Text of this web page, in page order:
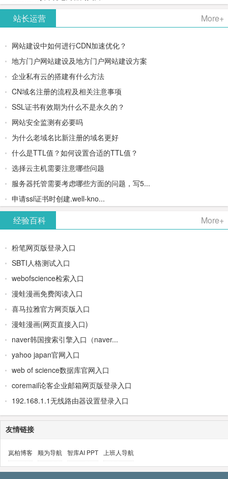
站长运营 More+
网站建设中如何进行CDN加速优化？
地方门户网站建设及地方门户网站建设方案
企业私有云的搭建有什么方法
CN域名注册的流程及相关注意事项
SSL证书有效期为什么不是永久的？
网站安全监测有必要吗
为什么老域名比新注册的域名更好
什么是TTL值？如何设置合适的TTL值？
选择云主机需要注意哪些问题
服务器托管需要考虑哪些方面的问题，写5...
申请ssl证书时创建.well-kno...
经验百科 More+
粉笔网页版登录入口
SBTI人格测试入口
webofscience检索入口
漫蛙漫画免费阅读入口
喜马拉雅官方网页版入口
漫蛙漫画(网页直接入口)
naver韩国搜索引擎入口（naver...
yahoo japan官网入口
web of science数据库官网入口
coremail论客企业邮箱网页版登录入口
192.168.1.1无线路由器设置登录入口
友情链接
岚柏博客 顺为导航 智库AI PPT 上班人导航